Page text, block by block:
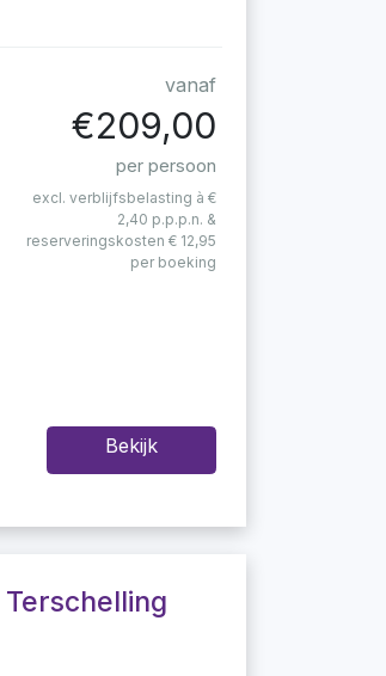
vanaf
€209,00
per persoon
excl. verblijfsbelasting à €
2,40 p.p.p.n. &
reserveringskosten € 12,95
per boeking
Bekijk